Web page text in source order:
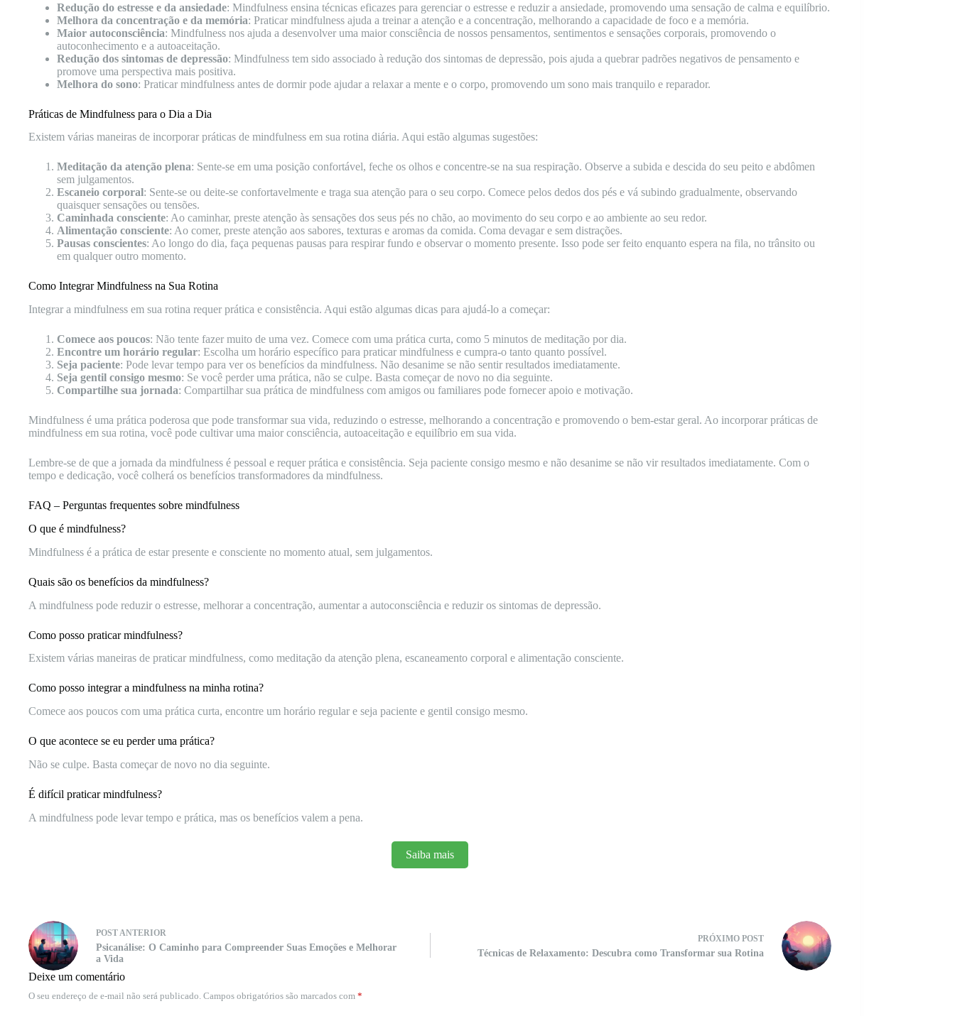
Redução do estresse e da ansiedade: Mindfulness ensina técnicas eficazes para gerenciar o estresse e reduzir a ansiedade, promovendo uma sensação de calma e equilíbrio.
Melhora da concentração e da memória: Praticar mindfulness ajuda a treinar a atenção e a concentração, melhorando a capacidade de foco e a memória.
Maior autoconsciência: Mindfulness nos ajuda a desenvolver uma maior consciência de nossos pensamentos, sentimentos e sensações corporais, promovendo o
autoconhecimento e a autoaceitação.
Redução dos sintomas de depressão: Mindfulness tem sido associado à redução dos sintomas de depressão, pois ajuda a quebrar padrões negativos de pensamento e
promove uma perspectiva mais positiva.
Melhora do sono: Praticar mindfulness antes de dormir pode ajudar a relaxar a mente e o corpo, promovendo um sono mais tranquilo e reparador.
Práticas de Mindfulness para o Dia a Dia
Existem várias maneiras de incorporar práticas de mindfulness em sua rotina diária. Aqui estão algumas sugestões:
Meditação da atenção plena: Sente-se em uma posição confortável, feche os olhos e concentre-se na sua respiração. Observe a subida e descida do seu peito e abdômen
sem julgamentos.
Escaneio corporal: Sente-se ou deite-se confortavelmente e traga sua atenção para o seu corpo. Comece pelos dedos dos pés e vá subindo gradualmente, observando
quaisquer sensações ou tensões.
Caminhada consciente: Ao caminhar, preste atenção às sensações dos seus pés no chão, ao movimento do seu corpo e ao ambiente ao seu redor.
Alimentação consciente: Ao comer, preste atenção aos sabores, texturas e aromas da comida. Coma devagar e sem distrações.
Pausas conscientes: Ao longo do dia, faça pequenas pausas para respirar fundo e observar o momento presente. Isso pode ser feito enquanto espera na fila, no trânsito ou
em qualquer outro momento.
Como Integrar Mindfulness na Sua Rotina
Integrar a mindfulness em sua rotina requer prática e consistência. Aqui estão algumas dicas para ajudá-lo a começar:
Comece aos poucos: Não tente fazer muito de uma vez. Comece com uma prática curta, como 5 minutos de meditação por dia.
Encontre um horário regular: Escolha um horário específico para praticar mindfulness e cumpra-o tanto quanto possível.
Seja paciente: Pode levar tempo para ver os benefícios da mindfulness. Não desanime se não sentir resultados imediatamente.
Seja gentil consigo mesmo: Se você perder uma prática, não se culpe. Basta começar de novo no dia seguinte.
Compartilhe sua jornada: Compartilhar sua prática de mindfulness com amigos ou familiares pode fornecer apoio e motivação.
Mindfulness é uma prática poderosa que pode transformar sua vida, reduzindo o estresse, melhorando a concentração e promovendo o bem-estar geral. Ao incorporar práticas de
mindfulness em sua rotina, você pode cultivar uma maior consciência, autoaceitação e equilíbrio em sua vida.
Lembre-se de que a jornada da mindfulness é pessoal e requer prática e consistência. Seja paciente consigo mesmo e não desanime se não vir resultados imediatamente. Com o
tempo e dedicação, você colherá os benefícios transformadores da mindfulness.
FAQ – Perguntas frequentes sobre mindfulness
O que é mindfulness?
Mindfulness é a prática de estar presente e consciente no momento atual, sem julgamentos.
Quais são os benefícios da mindfulness?
A mindfulness pode reduzir o estresse, melhorar a concentração, aumentar a autoconsciência e reduzir os sintomas de depressão.
Como posso praticar mindfulness?
Existem várias maneiras de praticar mindfulness, como meditação da atenção plena, escaneamento corporal e alimentação consciente.
Como posso integrar a mindfulness na minha rotina?
Comece aos poucos com uma prática curta, encontre um horário regular e seja paciente e gentil consigo mesmo.
O que acontece se eu perder uma prática?
Não se culpe. Basta começar de novo no dia seguinte.
É difícil praticar mindfulness?
A mindfulness pode levar tempo e prática, mas os benefícios valem a pena.
Saiba mais
POSTANTERIOR
Psicanálise: O Caminho para Compreender Suas Emoções e Melhorar
a Vida
PRÓXIMO POST
Técnicas de Relaxamento: Descubra como Transformar sua Rotina
Deixe um comentário
O seu endereço de e-mail não será publicado. Campos obrigatórios são marcados com *